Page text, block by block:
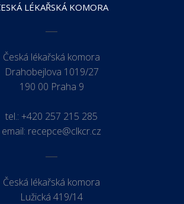
LÉKAŘSKÁ KOMORA
Česká lékařská komora
Drahobejlova 1019/27
190 00 Praha 9
tel.: +420 257 215 285
email: recepce@clkcr.cz
Česká lékařská komora
Lužická 419/14